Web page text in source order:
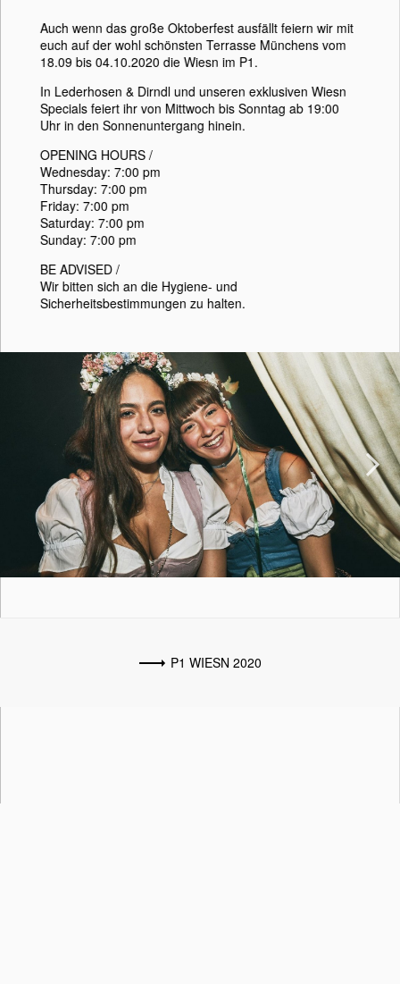
Auch wenn das große Oktoberfest ausfällt feiern wir mit
euch auf der wohl schönsten Terrasse Münchens vom
18.09 bis 04.10.2020 die Wiesn im P1.
In Lederhosen & Dirndl und unseren exklusiven Wiesn
Specials feiert ihr von Mittwoch bis Sonntag ab 19:00
Uhr in den Sonnenuntergang hinein.
OPENING HOURS /
Wednesday: 7:00 pm
Thursday: 7:00 pm
Friday: 7:00 pm
Saturday: 7:00 pm
Sunday: 7:00 pm
BE ADVISED /⁣⁣⁣⁣⁣⁣⁣⁣⁣⁣⁣⁣
Wir bitten sich an die Hygiene- und
Sicherheitsbestimmungen zu halten.
Next
P1 WIESN 2020